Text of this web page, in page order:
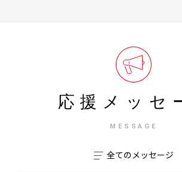
応援メッセ
MESSAGE
全てのメッセージ